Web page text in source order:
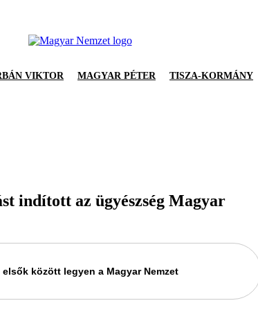
VIKTOR MAGYAR PÉTER TISZA-KORMÁNY
indított az ügyészség Magyar
között legyen a Magyar Nemzet